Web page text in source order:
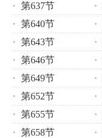
第637节
第640节
第643节
第646节
第649节
第652节
第655节
第658节